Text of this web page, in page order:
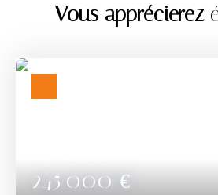
Vous apprécierez
245 000€